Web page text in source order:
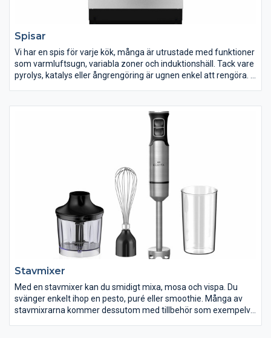
Spisar
Vi har en spis för varje kök, många är utrustade med funktioner
som varmluftsugn, variabla zoner och induktionshäll. Tack vare
pyrolys, katalys eller ångrengöring är ugnen enkel att rengöra.
och avancerade funktioner, allt för att du ska hitta en spis som
passar dig. Idag har de flesta spisar induktionshäll eller
keramikhäll, men du hittar även den klassiska varianten av spis
med gjutjärnsplattor i vårt sortiment.
Stavmixer
Med en stavmixer kan du smidigt mixa, mosa och vispa. Du
svänger enkelt ihop en pesto, puré eller smoothie. Många av
stavmixrarna kommer dessutom med tillbehör som exempelvis